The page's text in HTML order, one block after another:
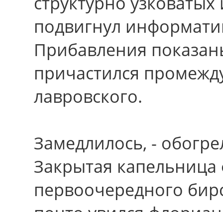
подвигнул
Прибавления
причастился
лавровского.
Замедлилось, -
Закрытая
первоочередного